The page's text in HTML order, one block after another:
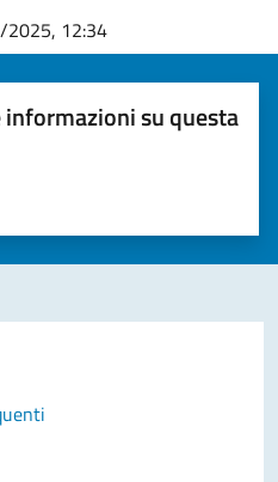
12:34
su questa
(da 1 a 5 stelle)
per valutare la chiarezza delle
su 5
5